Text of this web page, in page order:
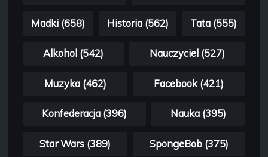
Madki (658) Historia (562) Tata (555)
Alkohol (542) Nauczyciel (527)
Muzyka (462) Facebook (421)
Konfederacja (396) Nauka (395)
Star Wars (389) SpongeBob (375)